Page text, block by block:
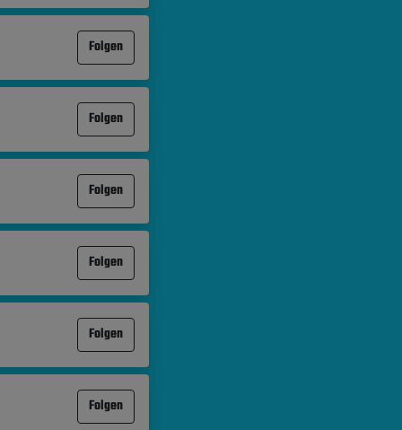
Folgen
Folgen
Folgen
Folgen
Folgen
Folgen